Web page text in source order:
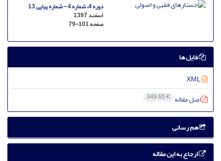
دوره 4، شماره 4 - شماره پیاپی 13
اسفند 1397
صفحه79-101
فایل ها
اصل مقاله 349.65 K
هم رسانی
ارجاع به این مقاله